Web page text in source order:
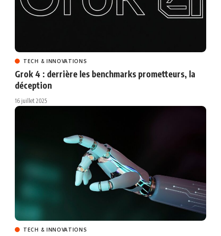
TECH & INNOVATIONS
Grok 4 : derrière les benchmarks prometteurs, la
déception
16 juillet 2025
TECH & INNOVATIONS